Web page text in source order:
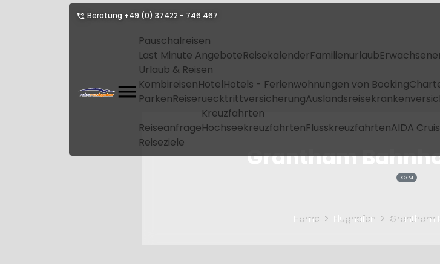
Beratung +49 (0) 37422 - 746 467
Pauschalreisen
Last Minute AngeboteReisekalenderFamilienurlaub
Urlaub & Reisen
KombireisenHotelHotels - Ferienwohnungen von Booking
ParkenReiseruecktrittversicherung
Reiseanfrage
Kreuzfahrten
HochseekreuzfahrtenFlusskreuzfahrtenAIDA
Reiseziele
Grantham
XGM
Home Flughafen Grantham